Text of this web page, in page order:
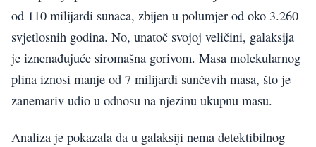
od 110 milijardi sunaca, zbijen u polumjer od oko 3.260
svjetlosnih godina. No, unatoč svojoj veličini, galaksija
je iznenađujuće siromašna gorivom. Masa molekularnog
plina iznosi manje od 7 milijardi sunčevih masa, što je
zanemariv udio u odnosu na njezinu ukupnu masu.
Analiza je pokazala da u galaksiji nema detektibilnog